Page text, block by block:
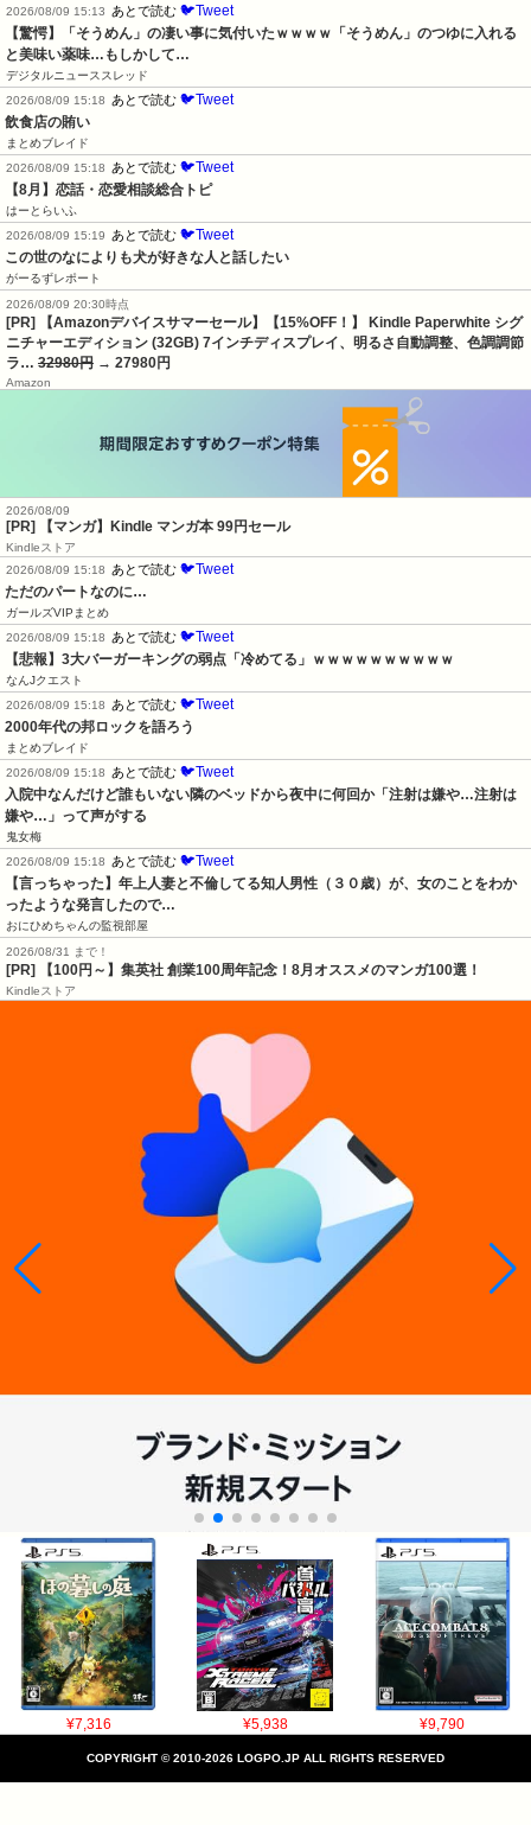
2026/08/09 15:13
あとで読む 🐦Tweet
【驚愕】「そうめん」の凄い事に気付いたｗｗｗｗ「そうめん」のつゆに入れる
と美味い薬味…もしかして…
デジタルニューススレッド
2026/08/09 15:18
あとで読む 🐦Tweet
飲食店の賄い
まとめブレイド
2026/08/09 15:18
あとで読む 🐦Tweet
【8月】恋話・恋愛相談総合トピ
はーとらいふ
2026/08/09 15:19
あとで読む 🐦Tweet
この世のなによりも犬が好きな人と話したい
がーるずレポート
2026/08/09 20:30時点
[PR] 【Amazonデバイスサマーセール】【15%OFF！】 Kindle Paperwhite シグ
ニチャーエディション (32GB) 7インチディスプレイ、明るさ自動調整、色調調節
ラ… 32980円 → 27980円
Amazon
2026/08/09
[PR] 【マンガ】Kindle マンガ本 99円セール
Kindleストア
2026/08/09 15:18
あとで読む 🐦Tweet
ただのパートなのに…
ガールズVIPまとめ
2026/08/09 15:18
あとで読む 🐦Tweet
【悲報】3大バーガーキングの弱点「冷めてる」ｗｗｗｗｗｗｗｗｗｗ
なんJクエスト
2026/08/09 15:18
あとで読む 🐦Tweet
2000年代の邦ロックを語ろう
まとめブレイド
2026/08/09 15:18
あとで読む 🐦Tweet
入院中なんだけど誰もいない隣のベッドから夜中に何回か「注射は嫌や…注射は
嫌や…」って声がする
鬼女梅
2026/08/09 15:18
あとで読む 🐦Tweet
【言っちゃった】年上人妻と不倫してる知人男性（３０歳）が、女のことをわか
ったような発言したので…
おにひめちゃんの監視部屋
2026/08/31 まで！
[PR] 【100円～】集英社 創業100周年記念！8月オススメのマンガ100選！
Kindleストア
¥7,316 ¥5,938 ¥9,790
COPYRIGHT © 2010-2026 LOGPO.JP ALL RIGHTS RESERVED